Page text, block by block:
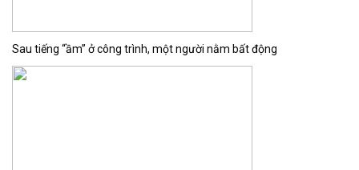
Sau tiếng “ầm” ở công trình, một người nằm bất động